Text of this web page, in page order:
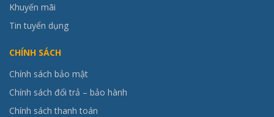
Khuyến mãi
Tin tuyển dụng
CHÍNH SÁCH
Chính sách bảo mật
Chính sách đổi trả – bảo hành
Chính sách thanh toán